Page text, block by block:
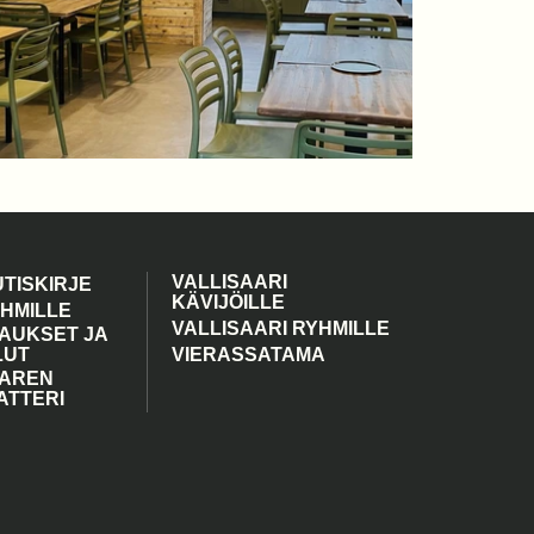
JA
VALLISAARI
KÄVIJÖILLE
VALLISAARI RYHMILLE
VIERASSATAMA